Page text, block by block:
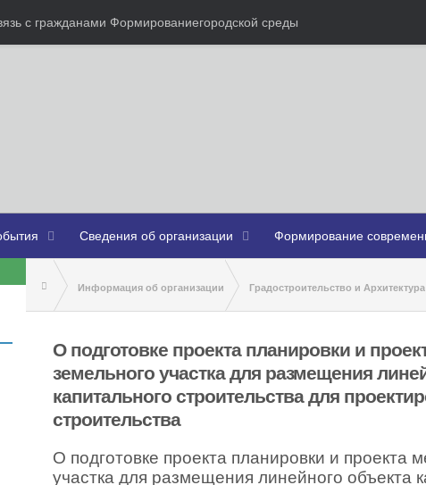
с гражданами Формированиегородской среды
Сведения об организации Формирование
Информация об организации Градостроительство и Архитектура
капитального строительства для
О подготовке проекта планировки и
земельного участка для размещения
капитального строительства для
строительства
О подготовке проекта планировки и проекта
участка для размещения линейного объекта